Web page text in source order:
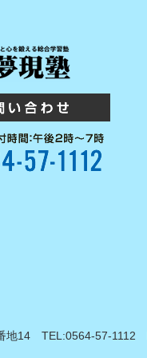
地14 TEL:0564-57-1112